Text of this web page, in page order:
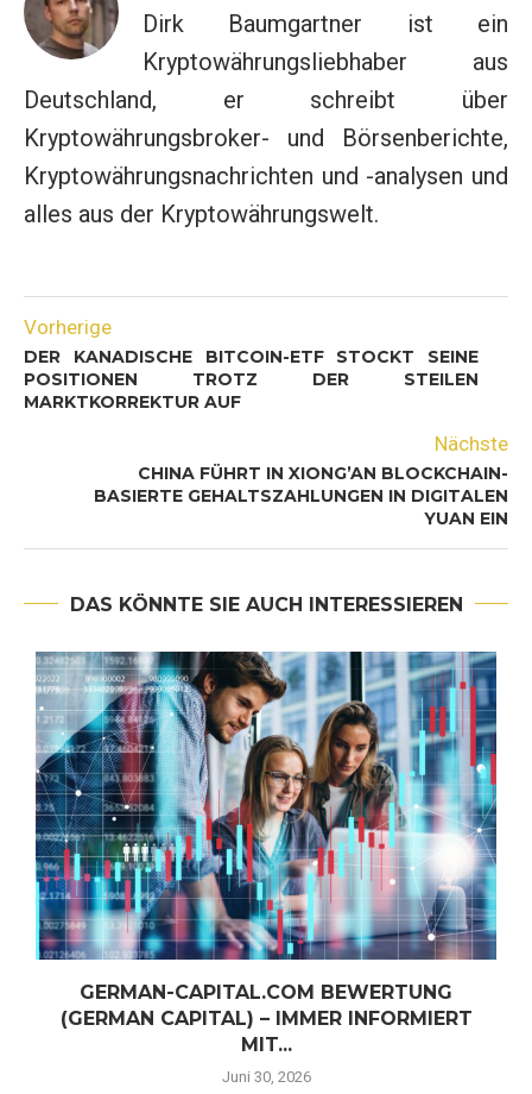
Dirk Baumgartner ist ein
Kryptowährungsliebhaber aus
Deutschland, er schreibt über
Kryptowährungsbroker- und Börsenberichte,
Kryptowährungsnachrichten und -analysen und
alles aus der Kryptowährungswelt.
Vorherige
DER KANADISCHE BITCOIN-ETF STOCKT SEINE
POSITIONEN TROTZ DER STEILEN
MARKTKORREKTUR AUF
Nächste
CHINA FÜHRT IN XIONG’AN BLOCKCHAIN-
BASIERTE GEHALTSZAHLUNGEN IN DIGITALEN
YUAN EIN
DAS KÖNNTE SIE AUCH INTERESSIEREN
GERMAN-CAPITAL.COM BEWERTUNG
(GERMAN CAPITAL) – IMMER INFORMIERT
MIT...
Juni 30, 2026